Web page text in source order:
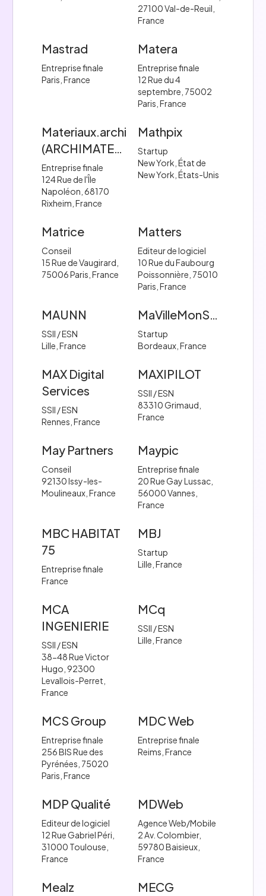
27100 Val-de-Reuil,
France
Mastrad
Entreprise finale
Paris, France
Matera
Entreprise finale
12 Rue du 4
septembre, 75002
Paris, France
Materiaux.archi
(ARCHIMATERIAL)
Entreprise finale
124 Rue de l'Île
Napoléon, 68170
Rixheim, France
Mathpix
Startup
New York, État de
New York, États-Unis
Matrice
Conseil
15 Rue de Vaugirard,
75006 Paris, France
Matters
Editeur de logiciel
10 Rue du Faubourg
Poissonnière, 75010
Paris, France
MAUNN
SSII / ESN
Lille, France
MaVilleMonShopping
Startup
Bordeaux, France
MAX Digital
Services
SSII / ESN
Rennes, France
MAXIPILOT
SSII / ESN
83310 Grimaud,
France
May Partners
Conseil
92130 Issy-les-
Moulineaux, France
Maypic
Entreprise finale
20 Rue Gay Lussac,
56000 Vannes,
France
MBC HABITAT
75
Entreprise finale
France
MBJ
Startup
Lille, France
MCA
INGENIERIE
SSII / ESN
38-48 Rue Victor
Hugo, 92300
Levallois-Perret,
France
MCq
SSII / ESN
Lille, France
MCS Group
Entreprise finale
256 BIS Rue des
Pyrénées, 75020
Paris, France
MDC Web
Entreprise finale
Reims, France
MDP Qualité
Editeur de logiciel
12 Rue Gabriel Péri,
31000 Toulouse,
France
MDWeb
Agence Web/Mobile
2 Av. Colombier,
59780 Baisieux,
France
Mealz MECG